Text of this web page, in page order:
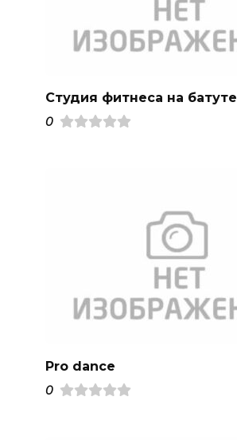
Студия фитнеса на батуте
0
Pro dance
0